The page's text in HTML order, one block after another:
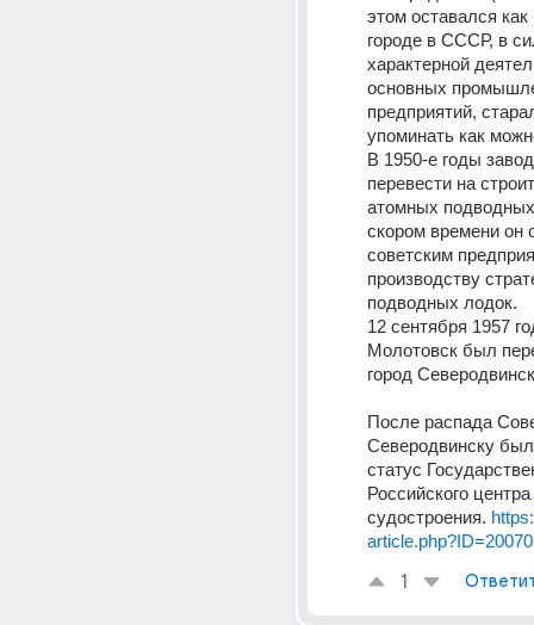
этом оставался
городе в СССР, в
характерной
основных
предприятий,
упоминать как
В 1950-е годы
перевести на
атомных
скором времени он
советским
производству
подводных лодок.
12 сентября 1957
Молотовск был
город
После распада
Северодвинску
статус
Российского
судостроения.
1